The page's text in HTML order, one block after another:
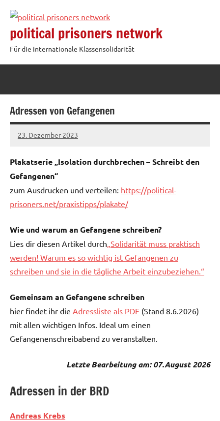
Inhalt
springen
political prisoners network
Für die internationale Klassensolidarität
Adressen von Gefangenen
23. Dezember 2023
network
Plakatserie „Isolation durchbrechen – Schreibt den
Gefangenen“
zum Ausdrucken und verteilen: https://political-
prisoners.net/praxistipps/plakate/
Wie und warum an Gefangene schreiben?
Lies dir diesen Artikel durch „Solidarität muss praktisch
werden! Warum es so wichtig ist Gefangenen zu
schreiben und sie in die tägliche Arbeit einzubeziehen.“
Gemeinsam an Gefangene schreiben
hier findet ihr die Adressliste als PDF (Stand 8.6.2026)
mit allen wichtigen Infos. Ideal um einen
Gefangenenschreibabend zu veranstalten.
Letzte Bearbeitung am: 07.August 2026
Adressen in der BRD
Andreas Krebs